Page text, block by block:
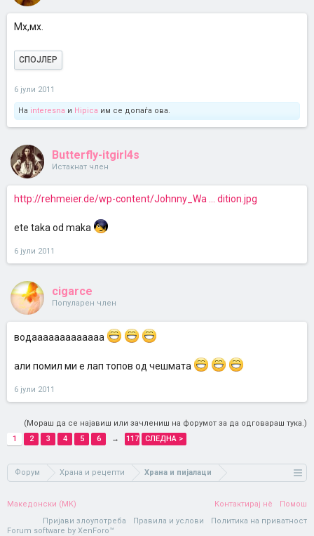
Мх,мх.
СПОЈЛЕР
6 јули 2011
На interesna и Hipica им се допаѓа ова.
Butterfly-itgirl4s
Истакнат член
http://rehmeier.de/wp-content/Johnny_Wa ... dition.jpg
ete taka od maka
6 јули 2011
cigarce
Популарен член
водааааааааааааа
али помил ми е лап топов од чешмата
6 јули 2011
(Мораш да се најавиш или зачлениш на форумот за да одговараш тука.)
1
2 3 4 5 6 → 117 СЛЕДНА >
Форум Храна и рецепти Храна и пијалаци
Македонски (MK) Контактирај нè
Помош
Пријави злоупотреба
Правила и услови
Политика на приватност
Forum software by XenForo™